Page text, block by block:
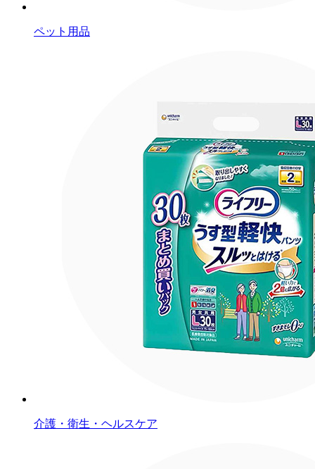
ペット用品
介護・衛生・ヘルスケア